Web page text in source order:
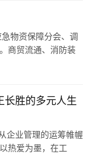
物资保障分会、调
商贸流通、消防装
长胜的多元人生
企业管理的运筹帷幄
热爱为墨，在工